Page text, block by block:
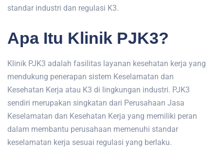
standar industri dan regulasi K3.
Apa Itu Klinik PJK3?
Klinik PJK3 adalah fasilitas layanan kesehatan kerja yang
mendukung penerapan sistem Keselamatan dan
Kesehatan Kerja atau K3 di lingkungan industri. PJK3
sendiri merupakan singkatan dari Perusahaan Jasa
Keselamatan dan Kesehatan Kerja yang memiliki peran
dalam membantu perusahaan memenuhi standar
keselamatan kerja sesuai regulasi yang berlaku.